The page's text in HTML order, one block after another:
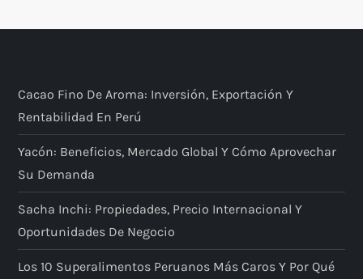
Cacao Fino De Aroma: Inversión, Exportación Y
Rentabilidad En Perú
Yacón: Beneficios, Mercado Global Y Cómo Aprovechar
Su Demanda
Sacha Inchi: Propiedades, Precio Internacional Y
Oportunidades De Negocio
Los 10 Superalimentos Peruanos Más Caros Y Por Qué